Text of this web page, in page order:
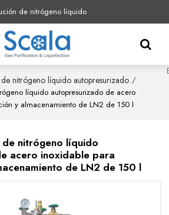
de nitrógeno líquido
de nitrógeno líquido autopresurizado /
líquido autopresurizado de acero
y almacenamiento de LN2 de 150 l
de nitrógeno líquido
acero inoxidable para
de LN2 de 150 l